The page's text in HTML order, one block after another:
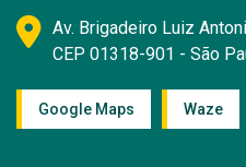
Av. Brigadeiro Luiz
CEP 01318-901 - São
Google Maps Waze